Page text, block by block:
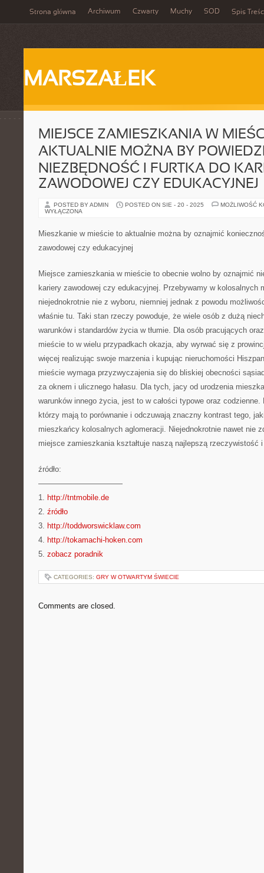
Strona główna Archiwum Czwarty Muchy SOD Spis
MARSZAŁEK
MIEJSCE ZAMIESZKANIA W
AKTUALNIE MOŻNA BY
NIEZBĘDNOŚĆ I FURTKA DO
ZAWODOWEJ CZY EDUKACYJNEJ
POSTED BY ADMIN POSTED ON SIE - 20 - 2025
MOŻLIWOŚĆ
WYŁĄCZONA
Mieszkanie w mieście to aktualnie można by oznajmić
zawodowej czy edukacyjnej
Miejsce zamieszkania w mieście to obecnie wolno by oznajmić
kariery zawodowej czy edukacyjnej. Przebywamy w kolosalnych
niejednokrotnie nie z wyboru, niemniej jednak z powodu
właśnie tu. Taki stan rzeczy powoduje, że wiele osób z dużą
warunków i standardów życia w tłumie. Dla osób pracujących
mieście to w wielu przypadkach okazja, aby wyrwać się z
więcej realizując swoje marzenia i kupując nieruchomości
mieście wymaga przyzwyczajenia się do bliskiej obecności
za oknem i ulicznego hałasu. Dla tych, jacy od urodzenia
warunków innego życia, jest to w całości typowe oraz codzienne.
którzy mają to porównanie i odczuwają znaczny kontrast tego,
mieszkańcy kolosalnych aglomeracji. Niejednokrotnie nawet nie
miejsce zamieszkania kształtuje naszą najlepszą rzeczywistość
źródło:
———————————
1. http://tntmobile.de
2. źródło
3. http://toddworswicklaw.com
4. http://tokamachi-hoken.com
5. zobacz poradnik
CATEGORIES: GRY W OTWARTYM ŚWIECIE
Comments are closed.